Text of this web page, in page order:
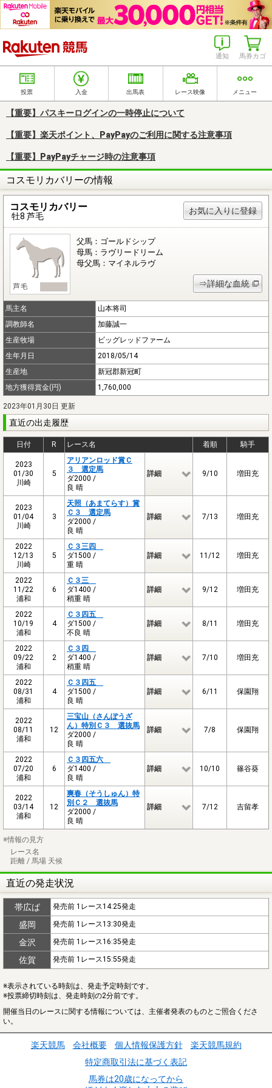
馬券カゴ
通知
投票 入金 出馬表 レース映像 メニュー
【重要】パスキーログインの一時停止について
【重要】楽天ポイント、PayPayのご利用に関する注意事項
【重要】PayPayチャージ時の注意事項
コスモリカバリーの情報
コスモリカバリー
牡8 芦毛
お気に入りに登録
父馬：ゴールドシップ
母馬：ラヴリードリーム
母父馬：マイネルラヴ
⇒詳細な血統
馬主名
山本将司
調教師名
加藤誠一
生産牧場
ビッグレッドファーム
生年月日
2018/05/14
生産地
新冠郡新冠町
地方獲得賞金(円)
1,760,000
2023年01月30日 更新
直近の出走履歴
日付 R レース名 着順 騎手
2023
01/30
川崎
5
アリアンロッド賞Ｃ
３ 選定馬
ダ2000 /
良 晴
詳細 9/10 増田充
2023
01/04
川崎
3
天照（あまてらす）賞
Ｃ３ 選定馬
ダ2000 /
良 晴
詳細 7/13 増田充
2022
12/13
川崎
5
Ｃ３三四
ダ1500 /
重 晴
詳細 11/12 増田充
2022
11/22
浦和
6
Ｃ３三
ダ1400 /
稍重 晴
詳細 9/12 増田充
2022
10/19
浦和
4
Ｃ３四五
ダ1500 /
不良 晴
詳細 8/11 増田充
2022
09/22
浦和
2
Ｃ３四
ダ1400 /
稍重 晴
詳細 7/10 増田充
2022
08/31
浦和
4
Ｃ３四五
ダ1500 /
良 晴
詳細 6/11 保園翔
2022
08/11
浦和
12
三宝山（さんぽうざ
ん）特別Ｃ３ 選抜馬
ダ2000 /
良 晴
詳細 7/8 保園翔
2022
07/20
浦和
6
Ｃ３四五六
ダ1400 /
良 晴
詳細 10/10 篠谷葵
2022
03/14
浦和
12
爽春（そうしゅん）特
別Ｃ２ 選抜馬
ダ2000 /
良 晴
詳細 7/12 吉留孝
※情報の見方
レース名
距離 / 馬場 天候
直近の発走状況
帯広ば 発売前 1レース14:25発走
盛岡 発売前 1レース13:30発走
金沢 発売前 1レース16:35発走
佐賀 発売前 1レース15:55発走
※表示されている時刻は、発走予定時刻です。
※投票締切時刻は、発走時刻の2分前です。
開催当日のレースに関する情報については、主催者発表のものとご照合くださ
い。
楽天競馬 会社概要 個人情報保護方針
楽天競馬規約
特定商取引法に基づく表記
馬券は20歳になってから